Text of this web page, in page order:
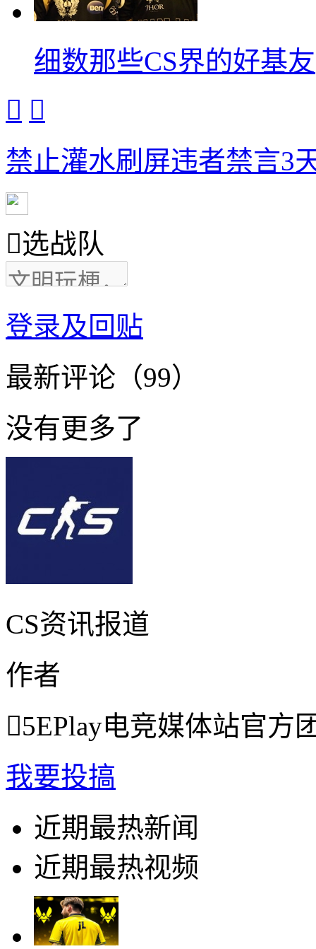
细数那些CS界的好基友
 
禁止灌水刷屏违者禁言3
选战队
登录及回贴
最新评论（99）
没有更多了
CS资讯报道
作者
5EPlay电竞媒体站官方
我要投搞
近期最热新闻
近期最热视频